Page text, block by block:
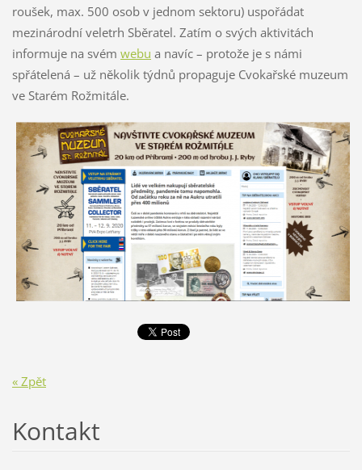
roušek, max. 500 osob v jednom sektoru) uspořádat
mezinárodní veletrh Sběratel. Zatím o svých aktivitách
informuje na svém webu a navíc – protože je s námi
spřátelená – už několik týdnů propaguje Cvokařské muzeum
ve Starém Rožmitále.
« Zpět
Kontakt